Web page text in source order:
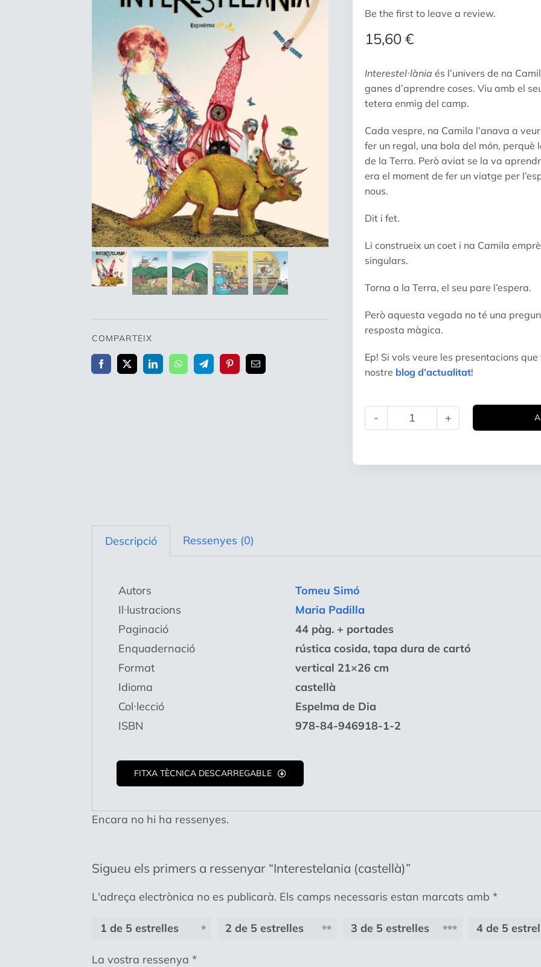
COMPARTEIX
Be the first to leave a review.
15,60 €
Interestel·lània és l’univers de na
ganes d’aprendre coses. Viu amb el
tetera enmig del camp.
Cada vespre, na Camila l’anava a
fer un regal, una bola del món,
de la Terra. Però aviat se la va
era el moment de fer un viatge per
nous.
Dit i fet.
Li construeix un coet i na Camila
singulars.
Torna a la Terra, el seu pare l’espera.
Però aquesta vegada no té una
resposta màgica.
Ep! Si vols veure les presentacions
nostre blog d’actualitat!
quantitat
Descripció Ressenyes (0)
Autors
Tomeu Simó
Il·lustracions
Maria Padilla
Paginació
44 pàg. + portades
Enquadernació
rústica cosida, tapa dura de cartó
Format
vertical 21×26 cm
Idioma
castellà
Col·lecció
Espelma de Dia
ISBN
978-84-946918-1-2
FITXA TÈCNICA DESCARREGABLE
Encara no hi ha ressenyes.
Sigueu els primers a ressenyar “Interestelania (castellà)”
L'adreça electrònica no es publicarà. Els camps necessaris estan marcats amb *
1 de 5 estrelles 2 de 5 estrelles 3 de 5 estrelles 4 de 5
La vostra ressenya *